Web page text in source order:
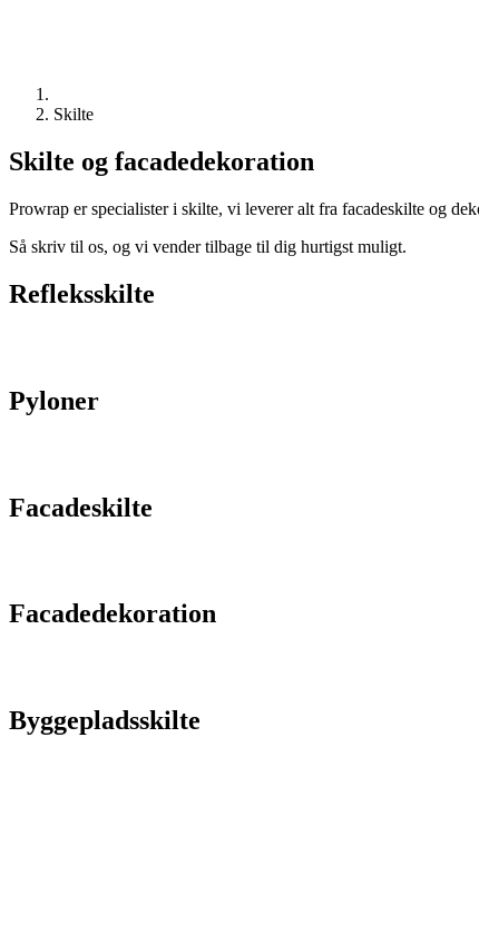
Skilte
Skilte og facadedekoration
Prowrap er specialister i skilte, vi leverer alt fra facadeskilte og
Så skriv til os, og vi vender tilbage til dig hurtigst muligt.
Refleksskilte
Pyloner
Facadeskilte
Facadedekoration
Byggepladsskilte